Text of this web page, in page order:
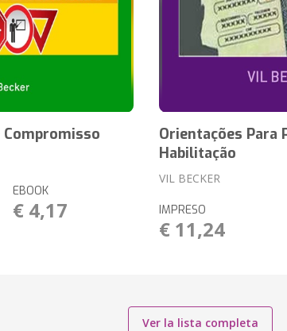
Compromisso
EBOOK
€ 4,17
Orientações Para
Habilitação
VIL BECKER
IMPRESO
€ 11,24
Ver la lista completa